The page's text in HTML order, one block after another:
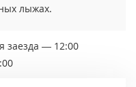
лыжах.
заезда — 12:00